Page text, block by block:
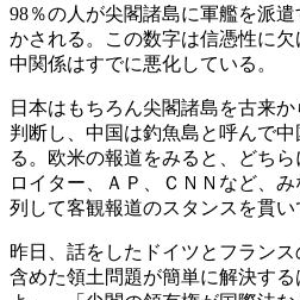
98％の人が尖閣諸島に軍艦を派
かされる。この数字は信憑性に
中関係はすでに悪化している。
日本はもちろん尖閣諸島を古来
判断し、中国は釣魚島と呼んで
る。欧米の報道をみると、どちら
ロイター、ＡＰ、ＣＮＮなど、
列して客観報道のスタンスを貫い
昨日、話をしたドイツとフラン
含めた領土問題が簡単に解決する